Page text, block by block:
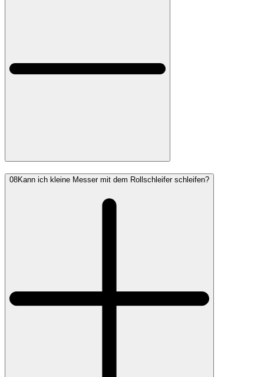
08Kann ich kleine Messer mit dem Rollschleifer schleifen?